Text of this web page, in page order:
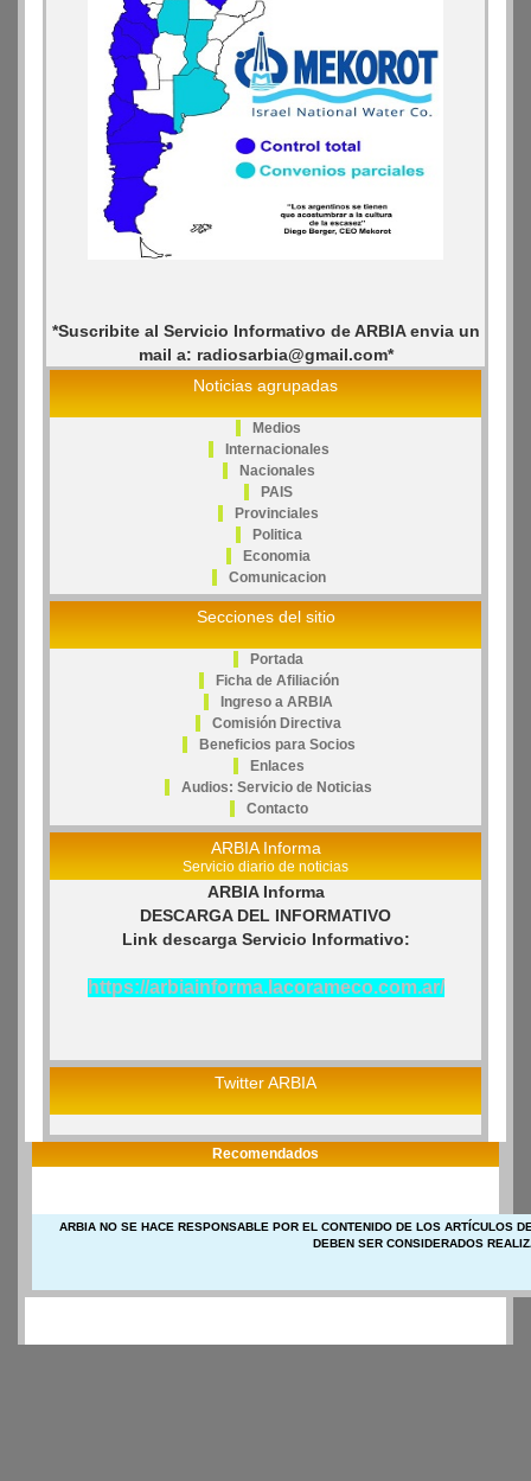
*Suscribite al Servicio Informativo de ARBIA envia un
mail a: radiosarbia@gmail.com*
Noticias agrupadas
Medios
Internacionales
Nacionales
PAIS
Provinciales
Politica
Economia
Comunicacion
Secciones del sitio
Portada
Ficha de Afiliación
Ingreso a ARBIA
Comisión Directiva
Beneficios para Socios
Enlaces
Audios: Servicio de Noticias
Contacto
ARBIA Informa
Servicio diario de noticias
ARBIA Informa
DESCARGA DEL INFORMATIVO
Link descarga Servicio Informativo:
https://arbiainforma.lacorameco.com.ar/
Twitter ARBIA
Recomendados
ARBIA NO SE HACE RESPONSABLE POR EL CONTENIDO DE LOS ARTÍCULOS
DEBEN SER CONSIDERADOS